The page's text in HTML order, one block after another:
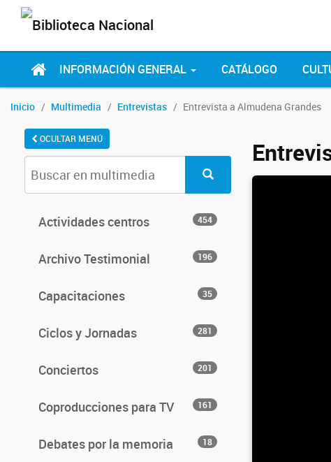
INFORMACIÓN GENERAL CATÁLOGO
Inicio Multimedia Entrevistas Entrevista a Almudena Grandes
OCULTAR MENÚ
Actividades centros 454
Archivo Testimonial 196
Capacitaciones 35
Ciclos y Jornadas 281
Conciertos 201
Coproducciones para TV 161
Debates por la memoria 18